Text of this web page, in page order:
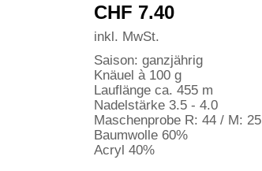
CHF 7.40
inkl. MwSt.
Saison: ganzjährig
Knäuel à 100 g
Lauflänge ca. 455 m
Nadelstärke 3.5 - 4.0
Maschenprobe R: 44 / M: 25
Baumwolle 60%
Acryl 40%